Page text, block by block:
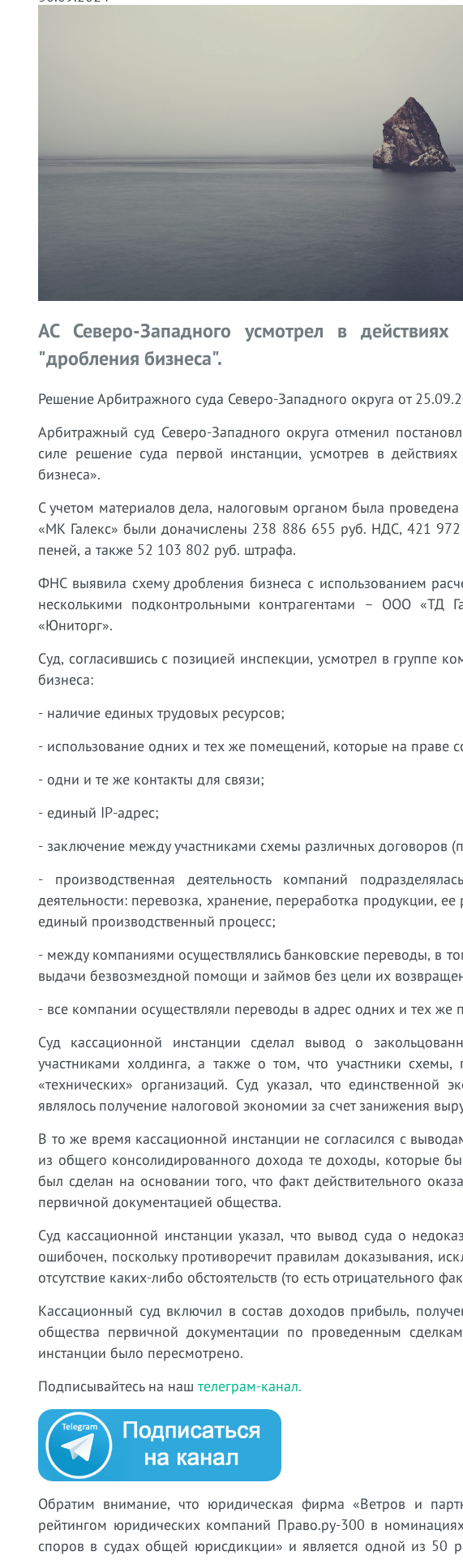
АС Северо-Западного усмотрел в
"дробления бизнеса".
Решение Арбитражного суда Северо-Западного округа от
Арбитражный суд Северо-Западного округа отменил
силе решение суда первой инстанции, усмотрев в
бизнеса».
С учетом материалов дела, налоговым органом была
«МК Галекс» были доначислены 238 886 655 руб. НДС, 421
пеней, а также 52 103 802 руб. штрафа.
ФНС выявила схему дробления бизнеса с использованием
несколькими подконтрольными контрагентами – ООО
«Юниторг».
Суд, согласившись с позицией инспекции, усмотрел в группе
бизнеса:
- наличие единых трудовых ресурсов;
- использование одних и тех же помещений, которые на праве
- одни и те же контакты для связи;
- единый IP-адрес;
- заключение между участниками схемы различных договоров
- производственная деятельность компаний
деятельности: перевозка, хранение, переработка продукции,
единый производственный процесс;
- между компаниями осуществлялись банковские переводы, в
выдачи безвозмездной помощи и займов без цели их
- все компании осуществляли переводы в адрес одних и тех же
Суд кассационной инстанции сделал вывод о
участниками холдинга, а также о том, что участники
«технических» организаций. Суд указал, что единственной
являлось получение налоговой экономии за счет занижения
В то же время кассационной инстанции не согласился с
из общего консолидированного дохода те доходы, которые
был сделан на основании того, что факт действительного
первичной документацией общества.
Суд кассационной инстанции указал, что вывод суда о
ошибочен, поскольку противоречит правилам доказывания,
отсутствие каких-либо обстоятельств (то есть отрицательного
Кассационный суд включил в состав доходов прибыль,
общества первичной документации по проведенным
инстанции было пересмотрено.
Подписывайтесь на наш телеграм-канал.
Обратим внимание, что юридическая фирма «Ветров и
рейтингом юридических компаний Право.ру-300 в
споров в судах общей юрисдикции» и является одной из 50